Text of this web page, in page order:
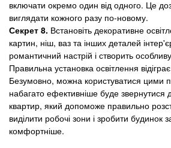
включати окремо один від одного. Це
виглядати кожного разу по-новому.
Секрет 8. Встановіть декоративне
картин, ніш, ваз та інших деталей
романтичний настрій і створить
Правильна установка освітлення
Безумовно, можна користуватися цими
набагато ефективніше буде звернутися
квартир, який допоможе правильно
виділити робочі зони і зробити будинок
комфортніше.